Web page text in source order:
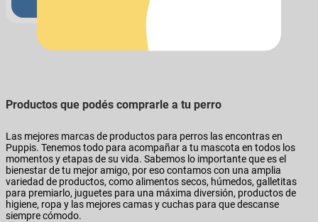
Productos que podés comprarle a tu perro
Las mejores marcas de productos para perros las encontras en
Puppis. Tenemos todo para acompañar a tu mascota en todos los
momentos y etapas de su vida. Sabemos lo importante que es el
bienestar de tu mejor amigo, por eso contamos con una amplia
variedad de productos, como alimentos secos, húmedos, galletitas
para premiarlo, juguetes para una máxima diversión, productos de
higiene, ropa y las mejores camas y cuchas para que descanse
siempre cómodo.